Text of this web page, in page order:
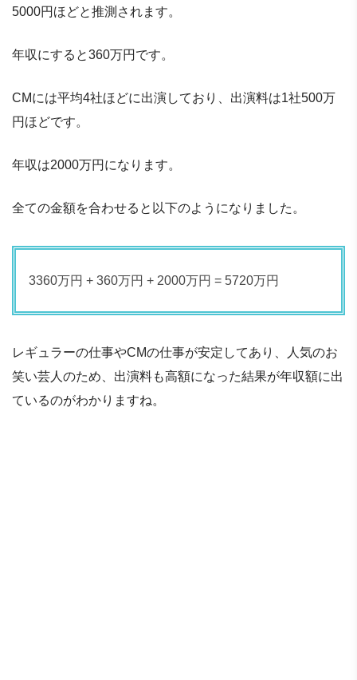
5000円ほどと推測されます。
年収にすると360万円です。
CMには平均4社ほどに出演しており、出演料は1社500万
円ほどです。
年収は2000万円になります。
全ての金額を合わせると以下のようになりました。
3360万円 + 360万円 + 2000万円 = 5720万円
レギュラーの仕事やCMの仕事が安定してあり、人気のお
笑い芸人のため、出演料も高額になった結果が年収額に出
ているのがわかりますね。